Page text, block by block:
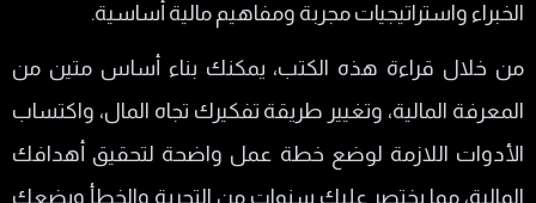
الخبراء واستراتيجيات مجربة ومفاهيم مالية أساسية.
من خلال قراءة هذه الكتب، يمكنك بناء أساس متين من
المعرفة المالية، وتغيير طريقة تفكيرك تجاه المال، واكتساب
الأدوات اللازمة لوضع خطة عمل واضحة لتحقيق أهدافك
المالية، مما يختصر عليك سنوات من التجربة والخطأ ويضعك